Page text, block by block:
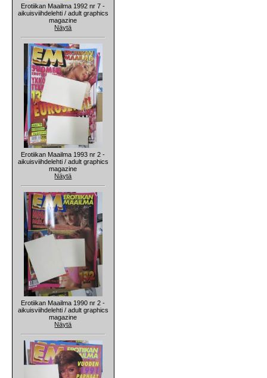
Erotiikan Maailma 1992 nr 7 -
aikuisviihdelehti / adult graphics
magazine
Näytä
Erotiikan Maailma 1993 nr 2 -
aikuisviihdelehti / adult graphics
magazine
Näytä
Erotiikan Maailma 1990 nr 2 -
aikuisviihdelehti / adult graphics
magazine
Näytä